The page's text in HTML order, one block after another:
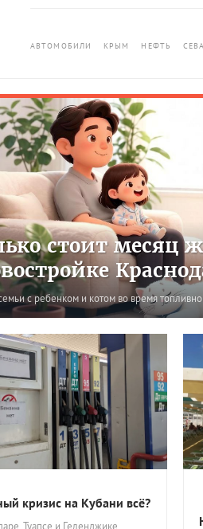
АВТОМОБИЛИ КРЫМ НЕФТЬ
стоит месяц
с ребенком и котом во время
кризис на Кубани всё?
Туапсе и Геленджике